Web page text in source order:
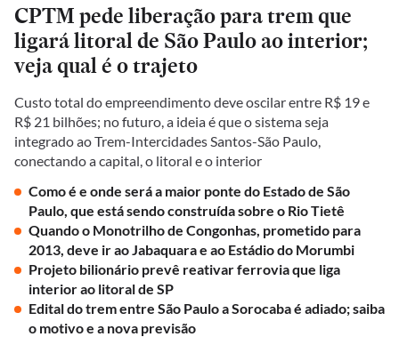
CPTM pede liberação para trem que
ligará litoral de São Paulo ao interior;
veja qual é o trajeto
Custo total do empreendimento deve oscilar entre R$ 19 e
R$ 21 bilhões; no futuro, a ideia é que o sistema seja
integrado ao Trem-Intercidades Santos-São Paulo,
conectando a capital, o litoral e o interior
Como é e onde será a maior ponte do Estado de São
Paulo, que está sendo construída sobre o Rio Tietê
Quando o Monotrilho de Congonhas, prometido para
2013, deve ir ao Jabaquara e ao Estádio do Morumbi
Projeto bilionário prevê reativar ferrovia que liga
interior ao litoral de SP
Edital do trem entre São Paulo a Sorocaba é adiado; saiba
o motivo e a nova previsão